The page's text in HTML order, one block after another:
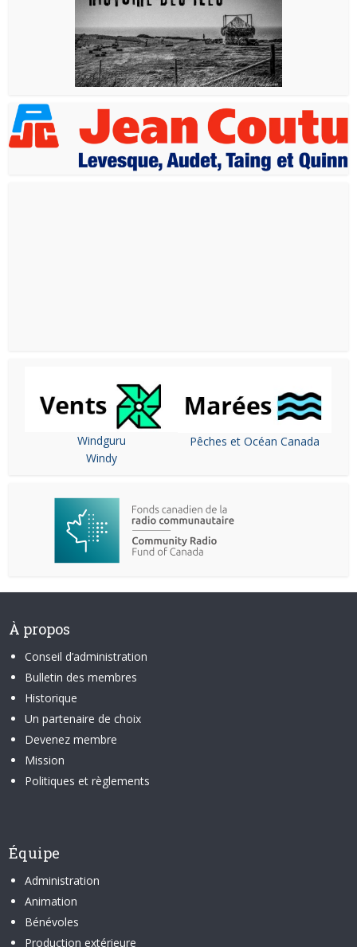
Windguru
Windy
Pêches et Océan Canada
À propos
Conseil d’administration
Bulletin des membres
Historique
Un partenaire de choix
Devenez membre
Mission
Politiques et règlements
Équipe
Administration
Animation
Bénévoles
Production extérieure